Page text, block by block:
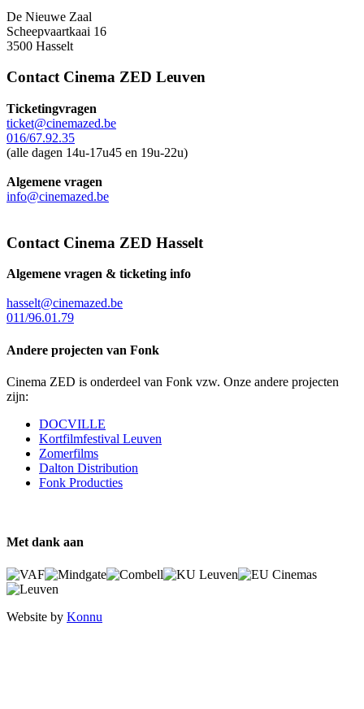
De Nieuwe Zaal
Scheepvaartkaai 16
3500 Hasselt
Contact Cinema ZED Leuven
Ticketingvragen
ticket@cinemazed.be
016/67.92.35
(alle dagen 14u-17u45 en 19u-22u)
Algemene vragen
info@cinemazed.be
Contact Cinema ZED Hasselt
Algemene vragen & ticketing info
hasselt@cinemazed.be
011/96.01.79
Andere projecten van Fonk
Cinema ZED is onderdeel van Fonk vzw. Onze andere projecten
zijn:
DOCVILLE
Kortfilmfestival Leuven
Zomerfilms
Dalton Distribution
Fonk Producties
Met dank aan
Website by Konnu